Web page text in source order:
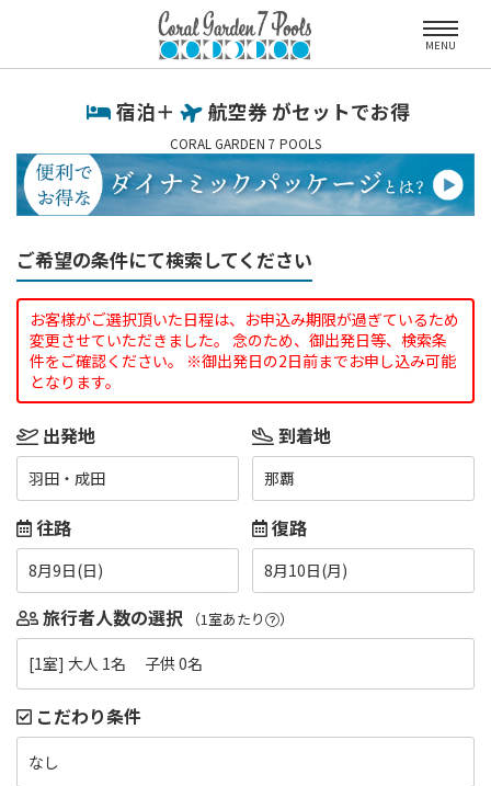
MENU
宿泊＋ 航空券 がセットでお得
CORAL GARDEN 7 POOLS
ご希望の条件にて検索してください
お客様がご選択頂いた日程は、お申込み期限が過ぎているため
変更させていただきました。 念のため、御出発日等、検索条
件をご確認ください。 ※御出発日の2日前までお申し込み可能
となります。
出発地
羽田・成田
到着地
那覇
往路
8月9日(日)
復路
8月10日(月)
旅行者人数の選択 （1室あたり ）
[1室] 大人 1名 子供 0名
こだわり条件
なし